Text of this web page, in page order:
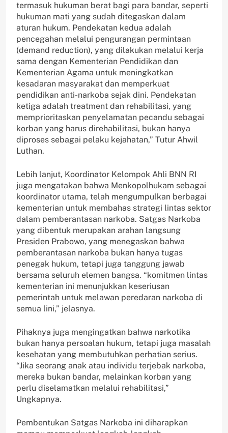
termasuk hukuman berat bagi para bandar, seperti
hukuman mati yang sudah ditegaskan dalam
aturan hukum. Pendekatan kedua adalah
pencegahan melalui pengurangan permintaan
(demand reduction), yang dilakukan melalui kerja
sama dengan Kementerian Pendidikan dan
Kementerian Agama untuk meningkatkan
kesadaran masyarakat dan memperkuat
pendidikan anti-narkoba sejak dini. Pendekatan
ketiga adalah treatment dan rehabilitasi, yang
memprioritaskan penyelamatan pecandu sebagai
korban yang harus direhabilitasi, bukan hanya
diproses sebagai pelaku kejahatan,” Tutur Ahwil
Luthan.
Lebih lanjut, Koordinator Kelompok Ahli BNN RI
juga mengatakan bahwa Menkopolhukam sebagai
koordinator utama, telah mengumpulkan berbagai
kementerian untuk membahas strategi lintas sektor
dalam pemberantasan narkoba. Satgas Narkoba
yang dibentuk merupakan arahan langsung
Presiden Prabowo, yang menegaskan bahwa
pemberantasan narkoba bukan hanya tugas
penegak hukum, tetapi juga tanggung jawab
bersama seluruh elemen bangsa. “komitmen lintas
kementerian ini menunjukkan keseriusan
pemerintah untuk melawan peredaran narkoba di
semua lini,” jelasnya.
Pihaknya juga mengingatkan bahwa narkotika
bukan hanya persoalan hukum, tetapi juga masalah
kesehatan yang membutuhkan perhatian serius.
“Jika seorang anak atau individu terjebak narkoba,
mereka bukan bandar, melainkan korban yang
perlu diselamatkan melalui rehabilitasi,”
Ungkapnya.
Pembentukan Satgas Narkoba ini diharapkan